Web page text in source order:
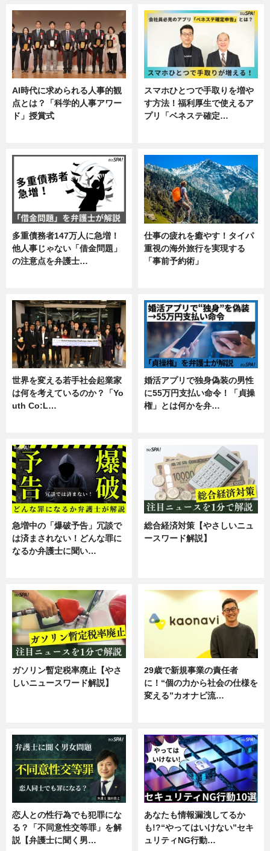
AI時代に求められる人事的観
点とは？「科学的人事アワー
ド」授賞式
スマホひとつで手取りを増や
す方法！福利厚生で使えるア
プリ「ベネステ確定…
多重債務者147万人に急増！
他人事じゃない「借金問題」
の注意点を弁護士…
仕事の疲れを癒やす！タイパ
重視の海外旅行を実現する
「事前予約術」
世界を変える若手社会起業家
は何を考えているのか？「Yo
uth Co:L…
婚活アプリで独身偽装の男性
に55万円支払い命令！「貞操
権」とは何かを弁…
急増中の「爆破予告」冗談で
は済まされない！どんな罪に
なるか弁護士に聞い…
総合経済対策【やさしいニュ
ースワード解説】
ガソリン暫定税率廃止【やさ
しいニュースワード解説】
29歳で新規事業の責任者
に！“個の力から社会の仕様を
変える”カオナビ流…
恋人との性行為でも犯罪にな
る？「不同意性交等罪」を解
説【弁護士に聞く男…
あなたも情報漏洩してるか
も!?“やってはいけない”セキ
ュリティNG行動…